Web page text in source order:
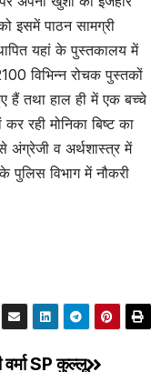
इसमें पाठन सामग्री
यहां के पुस्तकालय में
विभिन्न रोचक पुस्तकों
हैं तथा हाल ही में एक बच्चे
रही मोनिका बिष्ट का
अंग्रेजी व अर्थशास्त्र में
पुलिस विभाग में नौकरी
SP कुल्लू